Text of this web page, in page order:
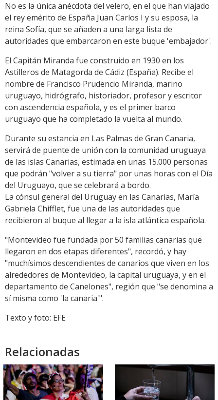
No es la única anécdota del velero, en el que han viajado
el rey emérito de España Juan Carlos I y su esposa, la
reina Sofía, que se añaden a una larga lista de
autoridades que embarcaron en este buque 'embajador'.
El Capitán Miranda fue construido en 1930 en los
Astilleros de Matagorda de Cádiz (España). Recibe el
nombre de Francisco Prudencio Miranda, marino
uruguayo, hidrógrafo, historiador, profesor y escritor
con ascendencia española, y es el primer barco
uruguayo que ha completado la vuelta al mundo.
Durante su estancia en Las Palmas de Gran Canaria,
servirá de puente de unión con la comunidad uruguaya
de las islas Canarias, estimada en unas 15.000 personas
que podrán "volver a su tierra" por unas horas con el Día
del Uruguayo, que se celebrará a bordo.
La cónsul general del Uruguay en las Canarias, María
Gabriela Chifflet, fue una de las autoridades que
recibieron al buque al llegar a la isla atlántica española.
"Montevideo fue fundada por 50 familias canarias que
llegaron en dos etapas diferentes", recordó, y hay
"muchísimos descendientes de canarios que viven en los
alrededores de Montevideo, la capital uruguaya, y en el
departamento de Canelones", región que "se denomina a
sí misma como 'la canaria'".
Texto y foto: EFE
Relacionadas